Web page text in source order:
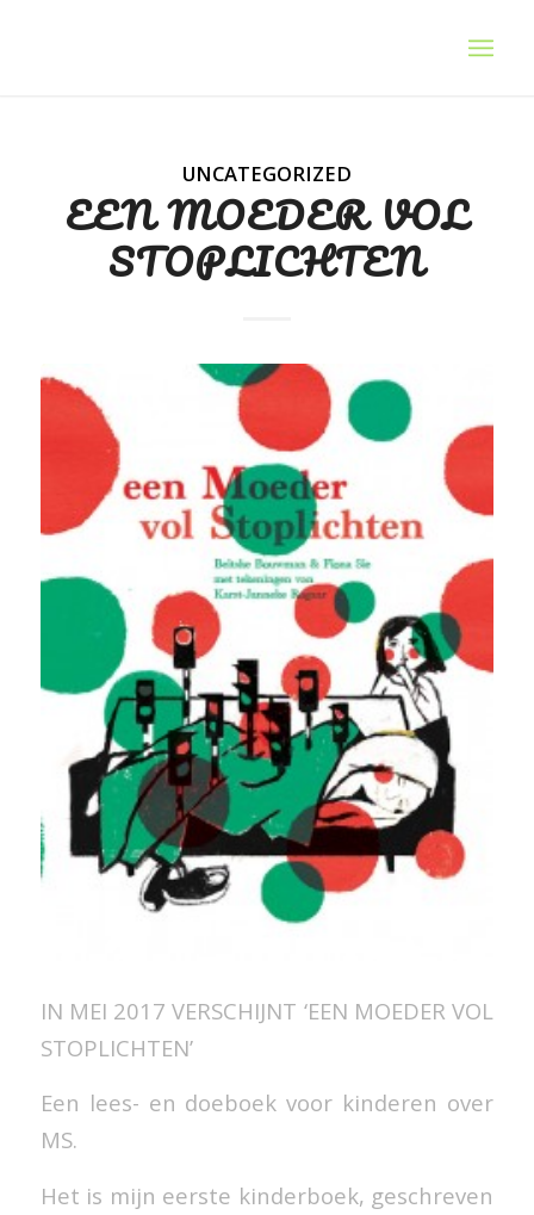
UNCATEGORIZED
EEN MOEDER VOL
STOPLICHTEN
IN MEI 2017 VERSCHIJNT ‘EEN MOEDER VOL
STOPLICHTEN’
Een lees- en doeboek voor kinderen over
MS.
Het is mijn eerste kinderboek, geschreven